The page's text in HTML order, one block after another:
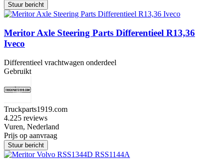
Stuur bericht
Meritor Axle Steering Parts Differentieel R13,36
Iveco
Differentieel vrachtwagen onderdeel
Gebruikt
Truckparts1919.com
4.225 reviews
Vuren, Nederland
Prijs op aanvraag
Stuur bericht